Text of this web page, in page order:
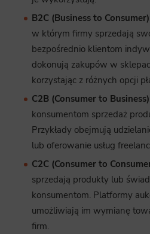
B2C (Business to Consumer)
w którym firmy sprzedają
bezpośrednio klientom
dokonują zakupów w
korzystając z różnych opcji
C2B (Consumer to Business)
konsumentom sprzedaż
Przykłady obejmują
lub oferowanie usług
C2C (Consumer to
sprzedają produkty lub
konsumentom. Platformy
umożliwiają im wymianę
firm.